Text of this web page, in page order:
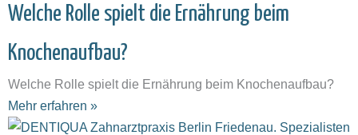
Welche Rolle spielt die Ernährung beim
Knochenaufbau?
Welche Rolle spielt die Ernährung beim Knochenaufbau?
Mehr erfahren »